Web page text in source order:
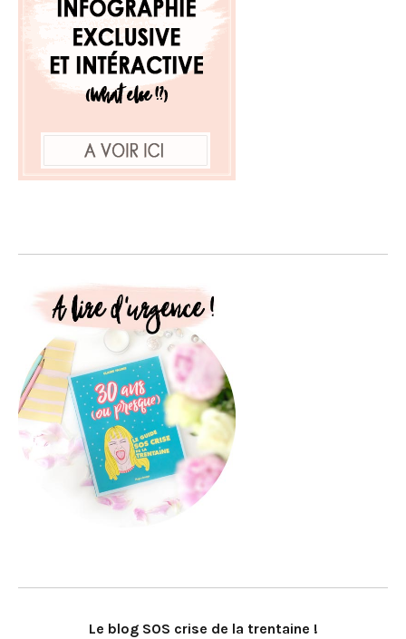
Le blog SOS crise de la trentaine !